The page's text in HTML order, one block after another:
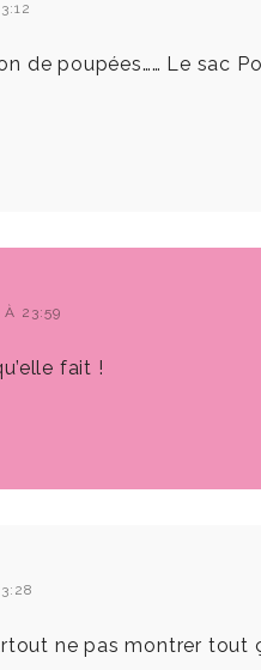
de poupées…… Le sac
À 23:59
fait !
ne pas montrer tout